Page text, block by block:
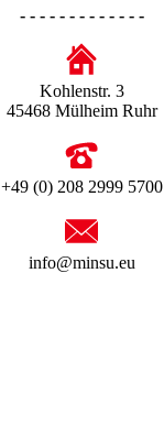
- - - - - - - - - - - - -
Kohlenstr. 3
45468 Mülheim Ruhr
+49 (0) 208 2999 5700
info@minsu.eu